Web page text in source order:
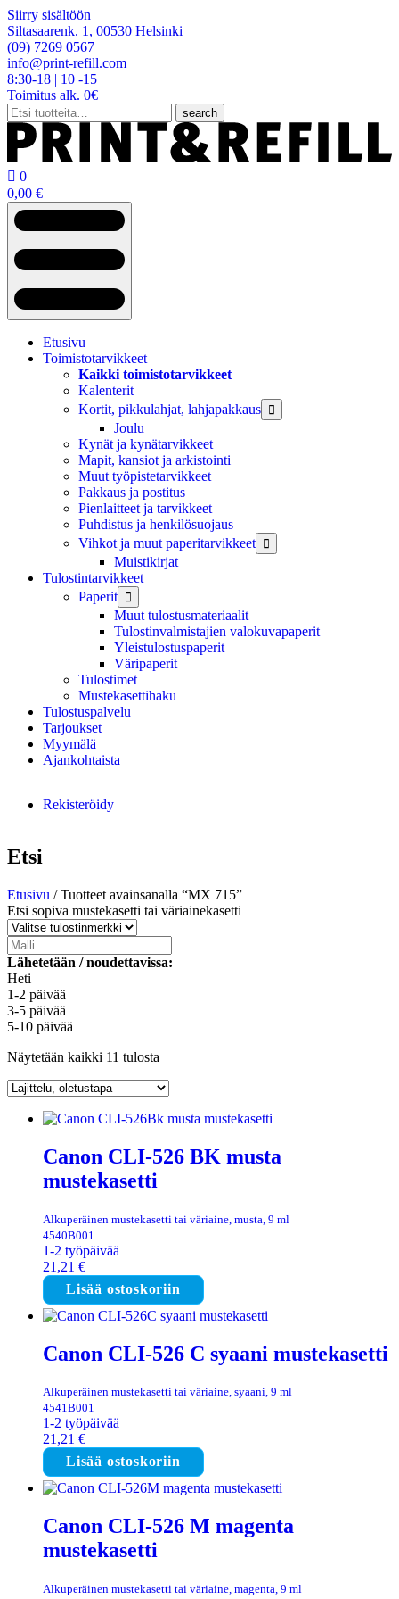
Siirry sisältöön
Siltasaarenk. 1, 00530 Helsinki
(09) 7269 0567
info@print-refill.com
8:30-18 | 10 -15
Toimitus alk. 0€
Etsi:
search
 0
0,00 €
Etusivu
Toimistotarvikkeet
Kaikki toimistotarvikkeet
Kalenterit
Kortit, pikkulahjat, lahjapakkaus

Joulu
Kynät ja kynätarvikkeet
Mapit, kansiot ja arkistointi
Muut työpistetarvikkeet
Pakkaus ja postitus
Pienlaitteet ja tarvikkeet
Puhdistus ja henkilösuojaus
Vihkot ja muut paperitarvikkeet

Muistikirjat
Tulostintarvikkeet
Paperit

Muut tulostusmateriaalit
Tulostinvalmistajien valokuvapaperit
Yleistulostuspaperit
Väripaperit
Tulostimet
Mustekasettihaku
Tulostuspalvelu
Tarjoukset
Myymälä
Ajankohtaista
Rekisteröidy
Etsi
Etusivu / Tuotteet avainsanalla “MX 715”
Etsi sopiva mustekasetti tai väriainekasetti
Lähetetään / noudettavissa:
Heti
1-2 päivää
3-5 päivää
5-10 päivää
Näytetään kaikki 11 tulosta
Canon CLI-526 BK musta
mustekasetti
Alkuperäinen mustekasetti tai väriaine, musta, 9 ml
4540B001
1-2 työpäivää
21,21 €
Lisää ostoskoriin
Canon CLI-526 C syaani mustekasetti
Alkuperäinen mustekasetti tai väriaine, syaani, 9 ml
4541B001
1-2 työpäivää
21,21 €
Lisää ostoskoriin
Canon CLI-526 M magenta
mustekasetti
Alkuperäinen mustekasetti tai väriaine, magenta, 9 ml